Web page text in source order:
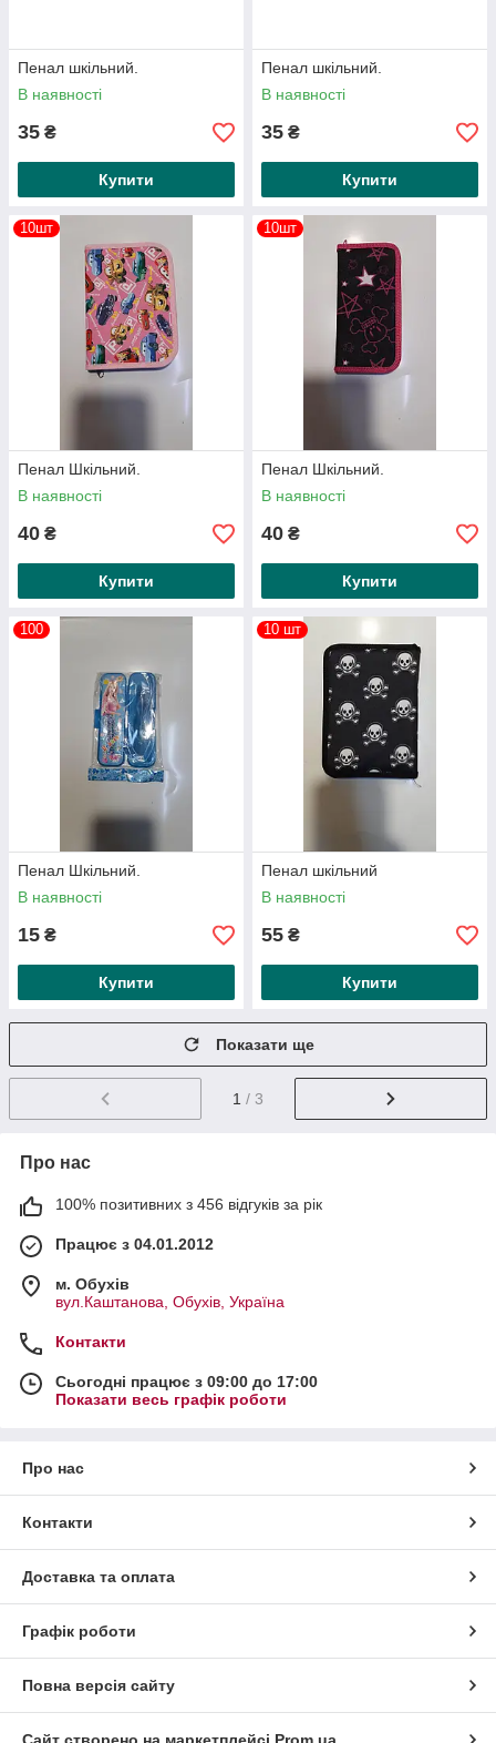
Пенал шкільний.
В наявності
35 ₴
Купити
Пенал шкільний.
В наявності
35 ₴
Купити
10шт
Пенал Шкільний.
В наявності
40 ₴
Купити
10шт
Пенал Шкільний.
В наявності
40 ₴
Купити
100
Пенал Шкільний.
В наявності
15 ₴
Купити
10 шт
Пенал шкільний
В наявності
55 ₴
Купити
Показати ще
1 / 3
Про нас
100% позитивних з 456 відгуків за рік
Працює з 04.01.2012
м. Обухів
вул.Каштанова, Обухів, Україна
Контакти
Сьогодні працює з 09:00 до 17:00
Показати весь графік роботи
Про нас
Контакти
Доставка та оплата
Графік роботи
Повна версія сайту